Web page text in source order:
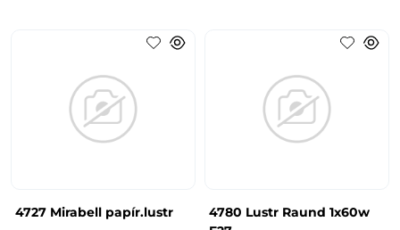
4727 Mirabell papír.lustr
4780 Lustr Raund 1x60w